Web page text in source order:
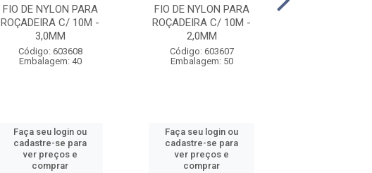
FIO DE NYLON PARA
ROÇADEIRA C/ 10M -
3,0MM
Código: 603608
Embalagem: 40
Faça seu login ou
cadastre-se para
ver preços e
comprar
FIO DE NYLON PARA
ROÇADEIRA C/ 10M -
2,0MM
Código: 603607
Embalagem: 50
Faça seu login ou
cadastre-se para
ver preços e
comprar